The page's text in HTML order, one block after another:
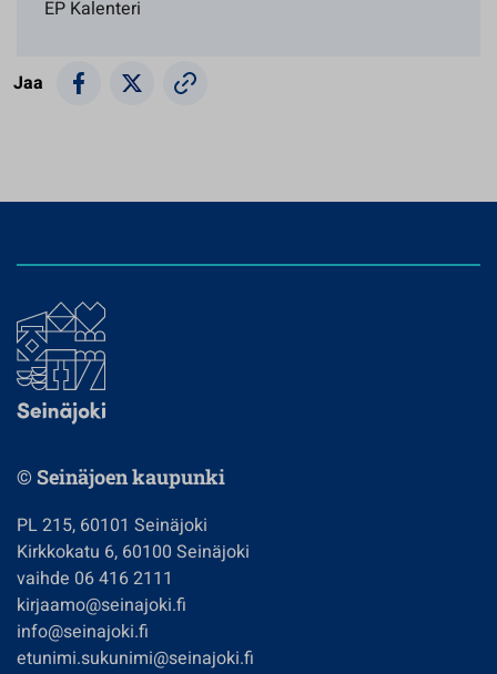
EP Kalenteri
Jaa
© Seinäjoen kaupunki
PL 215, 60101 Seinäjoki
Kirkkokatu 6, 60100 Seinäjoki
vaihde 06 416 2111
kirjaamo@seinajoki.fi
info@seinajoki.fi
etunimi.sukunimi@seinajoki.fi